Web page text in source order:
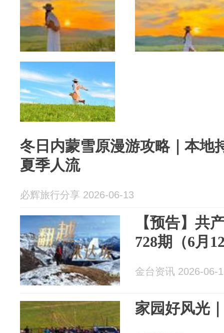
冬日内蒙雪原漫游攻略｜本地
夏季人流
必辉旅行分享 2026-06-13
【预告】共
728期（6月
金台资讯 2026-06-
家园好风光